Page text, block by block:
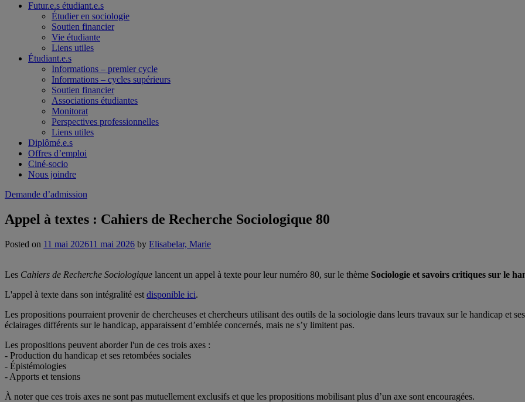
Futur.e.s étudiant.e.s
Étudier en sociologie
Soutien financier
Vie étudiante
Liens utiles
Étudiant.e.s
Informations – premier cycle
Informations – cycles supérieurs
Soutien financier
Associations étudiantes
Monitorat
Perspectives professionnelles
Liens utiles
Diplômé.e.s
Offres d’emploi
Ciné-socio
Nous joindre
Demande d’admission
Appel à textes : Cahiers de Recherche Sociologique 80
Posted on 11 mai 202611 mai 2026 by Elisabelar, Marie
Les Cahiers de Recherche Sociologique lancent un appel à texte pour leur numéro 80, sur le thème Sociologie et savoirs critiques sur le
L'appel à texte dans son intégralité est disponible ici.
Les propositions pourraient provenir de chercheuses et chercheurs utilisant des outils de la sociologie dans leurs travaux sur le handicap et
éclairages différents sur le handicap, apparaissent d’emblée concernés, mais ne s’y limitent pas.
Les propositions peuvent aborder l'un de ces trois axes :
- Production du handicap et ses retombées sociales
- Épistémologies
- Apports et tensions
À noter que ces trois axes ne sont pas mutuellement exclusifs et que les propositions mobilisant plus d’un axe sont encouragées.